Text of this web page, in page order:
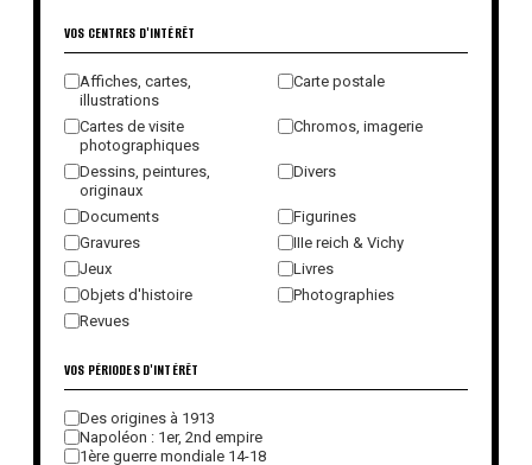
VOS CENTRES D'INTÉRÊT
Affiches, cartes,
illustrations
Carte postale
Cartes de visite
photographiques
Chromos, imagerie
Dessins, peintures,
originaux
Divers
Documents
Figurines
Gravures
IIIe reich & Vichy
Jeux
Livres
Objets d'histoire
Photographies
Revues
VOS PÉRIODES D'INTÉRÊT
Des origines à 1913
Napoléon : 1er, 2nd empire
1ère guerre mondiale 14-18